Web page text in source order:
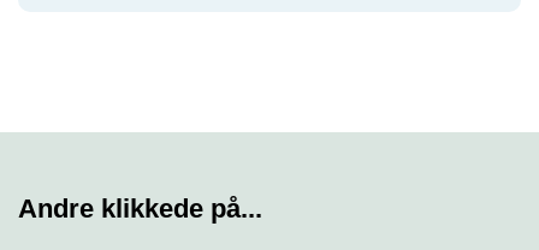
Andre klikkede på...